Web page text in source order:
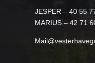
JESPER – 40 55
MARIUS – 42 71